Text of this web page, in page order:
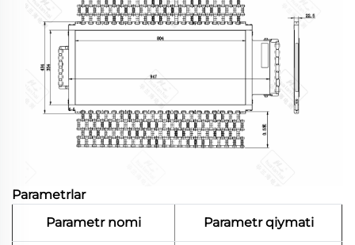
Parametrlar
Parametr nomi
Parametr qiymati